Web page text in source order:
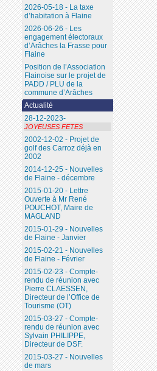
2026-05-18 - La taxe
d’habitation à Flaine
2026-06-26 - Les
engagement électoraux
d’Arâches la Frasse pour
Flaine
Position de l’Association
Flainoise sur le projet de
PADD / PLU de la
commune d’Arâches
Actualité
28-12-2023-
JOYEUSES FETES
2002-12-02 - Projet de
golf des Carroz déjà en
2002
2014-12-25 - Nouvelles
de Flaine - décembre
2015-01-20 - Lettre
Ouverte à Mr René
POUCHOT, Maire de
MAGLAND
2015-01-29 - Nouvelles
de Flaine - Janvier
2015-02-21 - Nouvelles
de Flaine - Février
2015-02-23 - Compte-
rendu de réunion avec
Pierre CLAESSEN,
Directeur de l’Office de
Tourisme (OT)
2015-03-27 - Compte-
rendu de réunion avec
Sylvain PHILIPPE,
Directeur de DSF.
2015-03-27 - Nouvelles
de mars